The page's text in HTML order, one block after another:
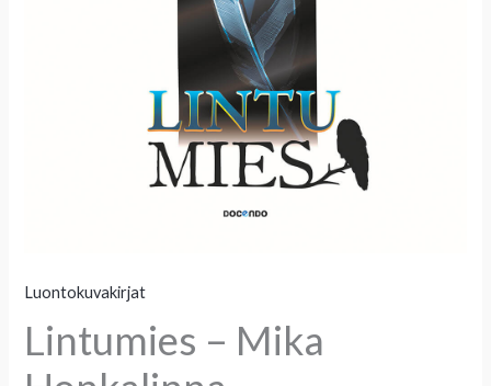
Luontokuvakirjat
Lintumies – Mika